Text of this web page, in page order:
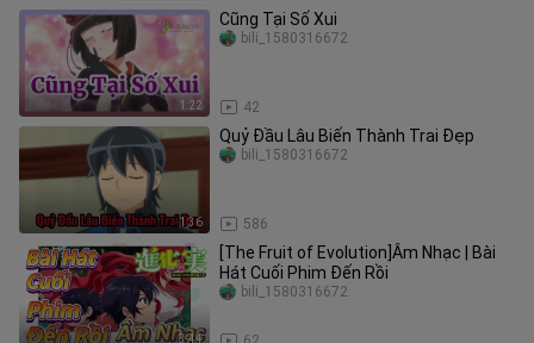
1:22
Cũng Tại Số Xui
42
bili_1580316672
1:36
Quỷ Đầu Lâu Biến Thành Trai Đẹp
586
bili_1580316672
3:44
[The Fruit of Evolution]Âm Nhạc | Bài
Hát Cuối Phim Đến Rồi
bili_1580316672